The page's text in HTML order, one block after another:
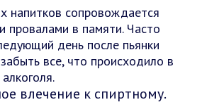
напитков сопровождается
провалами в памяти. Часто
день после пьянки
все, что происходило в
влечение к спиртному.